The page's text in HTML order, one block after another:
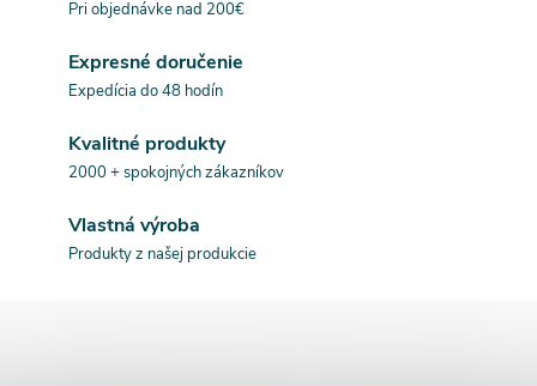
Pri objednávke nad 200€
Expresné doručenie
Expedícia do 48 hodín
Kvalitné produkty
2000 + spokojných zákazníkov
Vlastná výroba
Produkty z našej produkcie